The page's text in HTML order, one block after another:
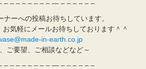
– – – – – – – – — – – – – – –
ーへの投稿お待ちしています。
気軽にメールお待ちしております＾＾
in-earth.co.jp
ご要望、ご相談などなど～
– – – – – – – – — – – – – – –